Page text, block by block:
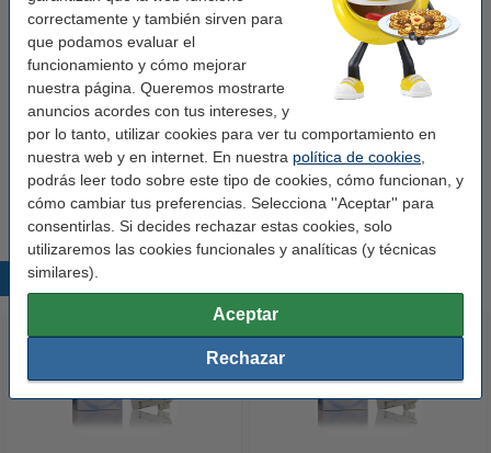
correctamente y también sirven para
que podamos evaluar el
funcionamiento y cómo mejorar
nuestra página. Queremos mostrarte
anuncios acordes con tus intereses, y
por lo tanto, utilizar cookies para ver tu comportamiento en
nuestra web y en internet. En nuestra política de cookies
podrás leer todo sobre este tipo de cookies, cómo funcionan, y
cómo cambiar tus preferencias. Selecciona ''Aceptar'' para
consentirlas. Si decides rechazar estas cookies, solo
utilizaremos las cookies funcionales y analíticas (y técnicas
similares).
Aceptar
Rechazar
Consejo: llévate el pack completo
Epson 405XL multipack negro + 3 colores
(marca 123tinta)
Consejo
Te recomendamos que compres nuestra marca 123tinta.